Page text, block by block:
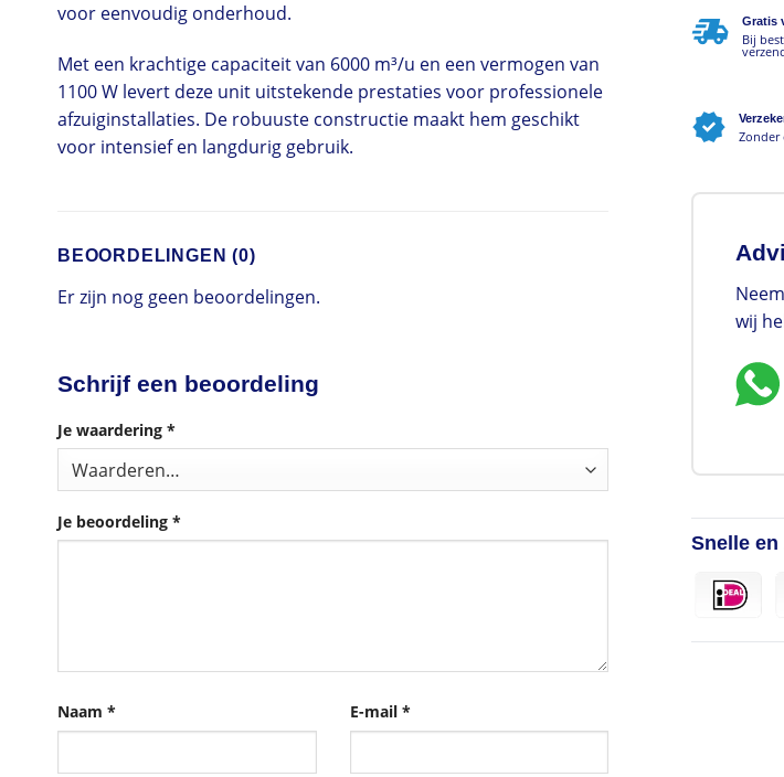
voor eenvoudig onderhoud.
Met een krachtige capaciteit van 6000 m³/u en een vermogen van
1100 W levert deze unit uitstekende prestaties voor professionele
afzuiginstallaties. De robuuste constructie maakt hem geschikt
voor intensief en langdurig gebruik.
BEOORDELINGEN (0)
Er zijn nog geen beoordelingen.
Schrijf een beoordeling
Je waardering *
Je beoordeling *
Naam * E-mail *
Gratis
Bij
Zonder
wij
Snelle